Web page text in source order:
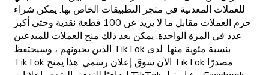
للعملات المعدنية في متجر التطبيقات الخاص بها. يمكن شراء
حزم العملات مقابل ما لا يزيد عن 100 قطعة نقدية وحتى أكبر
عدد في المرة الواحدة. يمكن بعد ذلك منح العملات للمبدعين
الذين يحبونهم ، وسيحتفظ TikTok بنسبة مئوية منها. لدى
TikTok الآن سوق إعلان رسمي. هذا يمنح TikTok مصدرًا